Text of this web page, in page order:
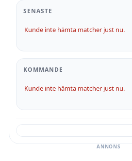
SENASTE
Kunde inte hämta matcher just nu.
KOMMANDE
Kunde inte hämta matcher just nu.
ANNONS